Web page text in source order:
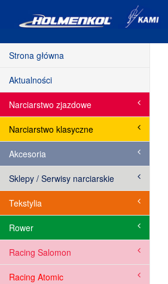
Strona główna
Aktualności
Narciarstwo zjazdowe
Narciarstwo klasyczne
Akcesoria
Sklepy / Serwisy narciarskie
Tekstylia
Rower
Racing Salomon
Racing Atomic